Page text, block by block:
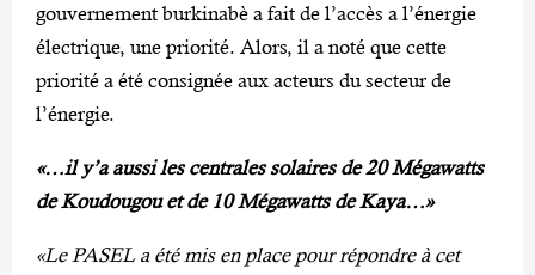
gouvernement burkinabè a fait de l’accès a l’énergie
électrique, une priorité. Alors, il a noté que cette
priorité a été consignée aux acteurs du secteur de
l’énergie.
«…il y’a aussi les centrales solaires de 20 Mégawatts
de Koudougou et de 10 Mégawatts de Kaya…»
«Le PASEL a été mis en place pour répondre à cet